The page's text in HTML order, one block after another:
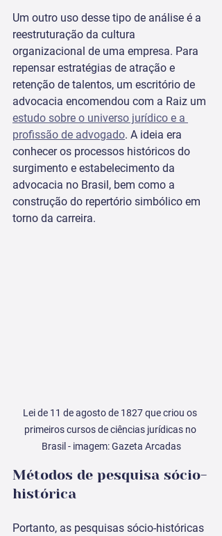
Um outro uso desse tipo de análise é a
reestruturação da cultura
organizacional de uma empresa. Para
repensar estratégias de atração e
retenção de talentos, um escritório de
advocacia encomendou com a Raiz um
estudo sobre o universo jurídico e a
profissão de advogado. A ideia era
conhecer os processos históricos do
surgimento e estabelecimento da
advocacia no Brasil, bem como a
construção do repertório simbólico em
torno da carreira.
Lei de 11 de agosto de 1827 que criou os
primeiros cursos de ciências jurídicas no
Brasil - imagem: Gazeta Arcadas
Métodos de pesquisa sócio-
histórica
Portanto, as pesquisas sócio-históricas